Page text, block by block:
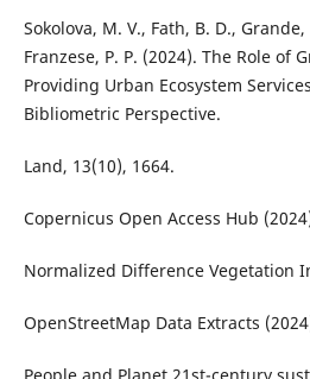
Sokolova, M. V., Fath, B. D.,
Franzese, P. P. (2024). The Role of
Providing Urban Ecosystem
Bibliometric Perspective.
Land, 13(10), 1664.
Copernicus Open Access Hub
Normalized Difference Vegetation
OpenStreetMap Data Extracts